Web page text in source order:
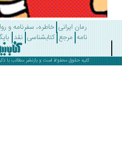
رمان ایرانی خاطره، سفرنامه و روایت
مرجع کتابشناسی نقد بایگانی
کلیه حقوق محفوظ است و بازنشر مطالب با ذکرکتاب